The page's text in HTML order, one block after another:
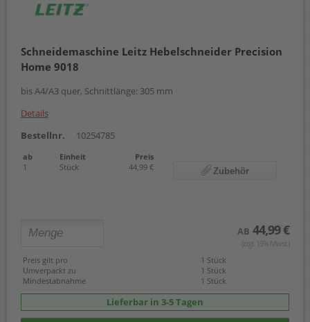
Schneidemaschine Leitz Hebelschneider Precision
Home 9018
bis A4/A3 quer, Schnittlänge: 305 mm
Details
Bestellnr.
10254785
ab Einheit
Preis
1
Stück 44,99 € Zubehör
AB 44,99 €
(zzgl. 19% Mwst.)
Preis gilt pro
1 Stück
Umverpackt zu
1 Stück
Mindestabnahme
1 Stück
Lieferbar in 3-5 Tagen